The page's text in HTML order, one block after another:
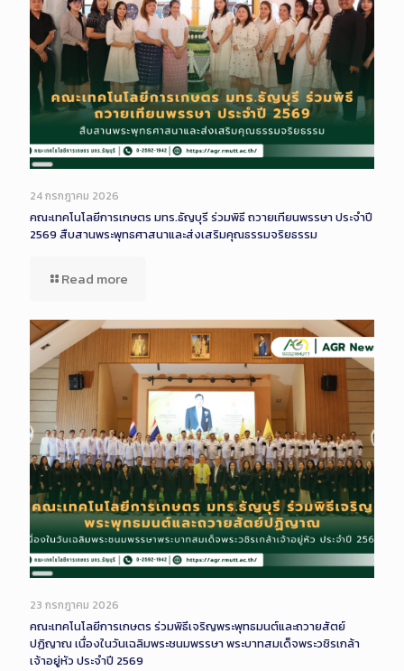
Long
Description
24 กรกฎาคม 2026
คณะเทคโนโลยีการเกษตร มทร.ธัญบุรี ร่วมพิธี ถวายเทียนพรรษา ประจำปี
2569 สืบสานพระพุทธศาสนาและส่งเสริมคุณธรรมจริยธรรม
Read more
Long
Description
23 กรกฎาคม 2026
คณะเทคโนโลยีการเกษตร ร่วมพิธีเจริญพระพุทธมนต์และถวายสัตย์
ปฏิญาณ เนื่องในวันเฉลิมพระชนมพรรษา พระบาทสมเด็จพระวชิรเกล้า
เจ้าอยู่หัว ประจำปี 2569